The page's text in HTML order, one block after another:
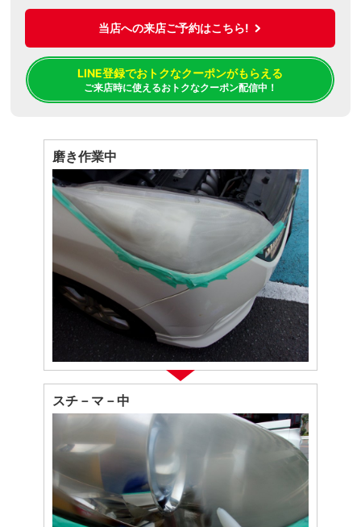
当店への来店ご予約はこちら!
LINE登録でおトクなクーポンがもらえる
ご来店時に使えるおトクなクーポン配信中！
磨き作業中
スチ－マ－中